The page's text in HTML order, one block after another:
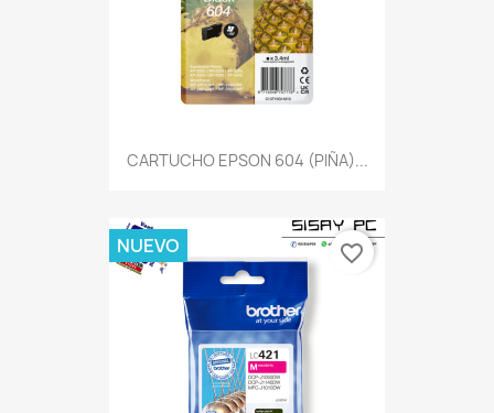
CARTUCHO EPSON 604 (PIÑA)...
NUEVO favorite_border